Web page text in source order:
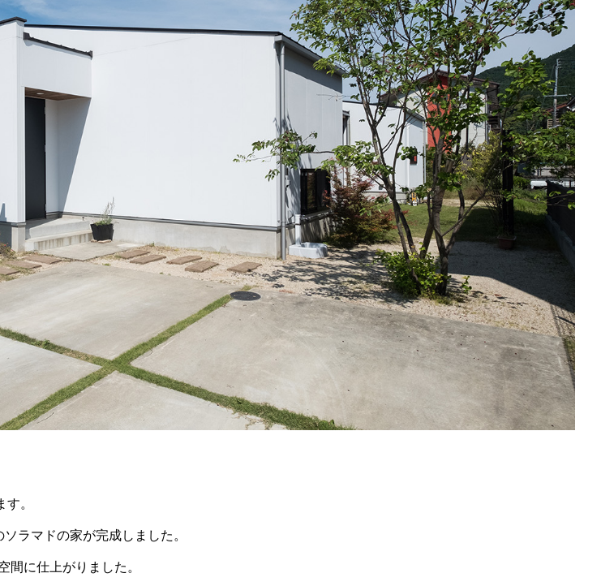
。
ラマドの家が完成しました。
間に仕上がりました。